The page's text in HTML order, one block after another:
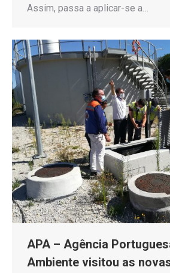
Assim, passa a aplicar-se a…
APA – Agência
Ambiente visitou as